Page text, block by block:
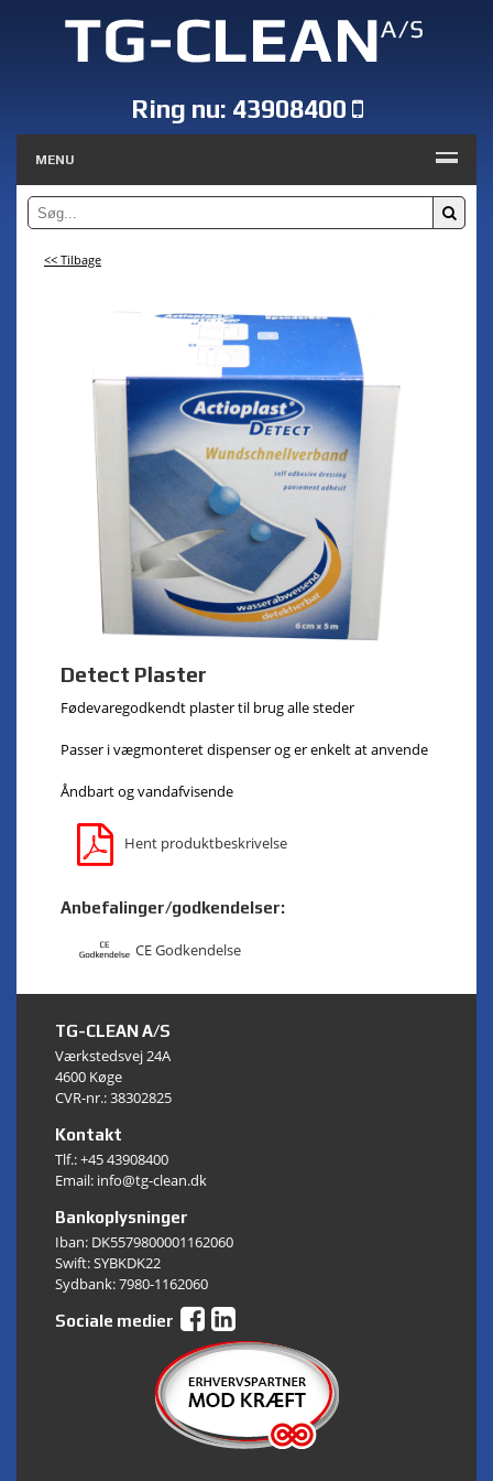
Ring nu: 43908400
MENU
<< Tilbage
Detect Plaster
Fødevaregodkendt plaster til brug alle steder
Passer i vægmonteret dispenser og er enkelt at anvende
Åndbart og vandafvisende
Hent produktbeskrivelse
Anbefalinger/godkendelser:
CE Godkendelse
TG-CLEAN A/S
Værkstedsvej 24A
4600 Køge
CVR-nr.: 38302825
Kontakt
Tlf.:+45 43908400
Email: info@tg-clean.dk
Bankoplysninger
Iban: DK5579800001162060
Swift: SYBKDK22
Sydbank: 7980-1162060
Sociale medier